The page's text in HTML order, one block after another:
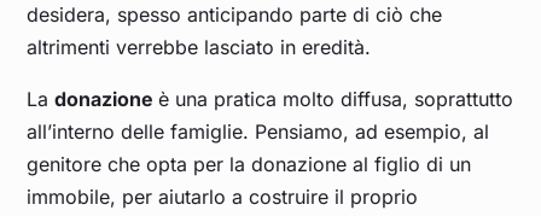
desidera, spesso anticipando parte di ciò che
altrimenti verrebbe lasciato in eredità.
Ladonazioneè una pratica molto diffusa, soprattutto
all’interno delle famiglie. Pensiamo, ad esempio, al
genitore che opta per la donazione al figlio di un
immobile, per aiutarlo a costruire il proprio